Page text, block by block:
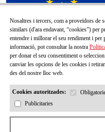
SUBSCRIU-TE AL
Nosaltres i tercers, com a proveïdors de
similars (d'ara endavant, “cookies”) per
entendre i millorar el seu rendiment i per
informació, pot consultar la nostra
per donar el seu consentiment o
canviar les opcions de les cookies i
des del nostre lloc web.
Cookies autoritzades:
Publicitaries